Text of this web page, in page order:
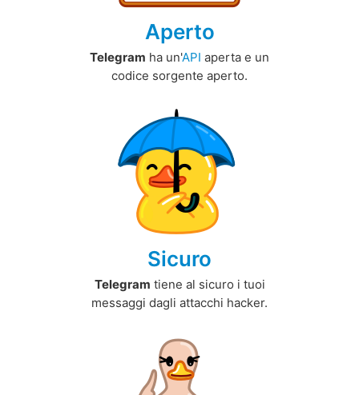
Aperto
Telegram ha un'API aperta e un
codice sorgente aperto.
Sicuro
Telegram tiene al sicuro i tuoi
messaggi dagli attacchi hacker.